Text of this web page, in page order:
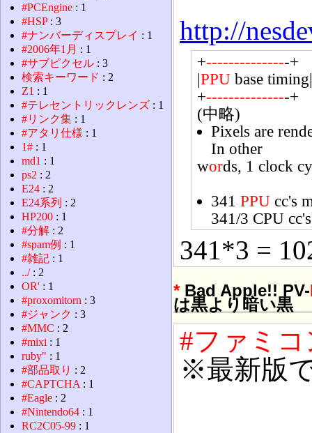
http://
+---------------+
|PPU base timing|
+---------------+
(中略)
Pixels are
In other
words, 1 clock
341 PPU cc's
341/3 CPU
341*3 =
*Bad Apple!! PV-
は黒より暗い黒
#ファミコ
※最新版
#PCEngine : 1
#HSP: 3
#ナンバーディスプレイ : 1
#2006年1月 : 1
#サブピクセル : 3
検索キーワード : 2
Z1 : 1
#テレセントリックレンズ : 1
#リンク集 : 1
#アタリ仕様 : 1
1# : 1
md1 : 1
ps2 : 2
E24 : 2
E24系列 : 2
HP200 : 1
#分解 : 2
#spam例 : 1
#雑記 : 1
../: 2
OR' : 1
#proxomitorn : 3
#ジャンク : 3
#MMC : 2
#mixi : 1
ruby" : 1
#部品取り : 2
#CAPTCHA : 1
#Eagle : 2
#Nintendo64 : 1
RC2C05-99 : 1